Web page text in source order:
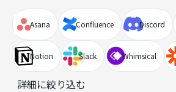
Asana Confluence Discord
Notion Slack Whimsical
詳細に絞り込む